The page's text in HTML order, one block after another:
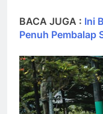
BACA JUGA : Ini
Penuh Pembalap